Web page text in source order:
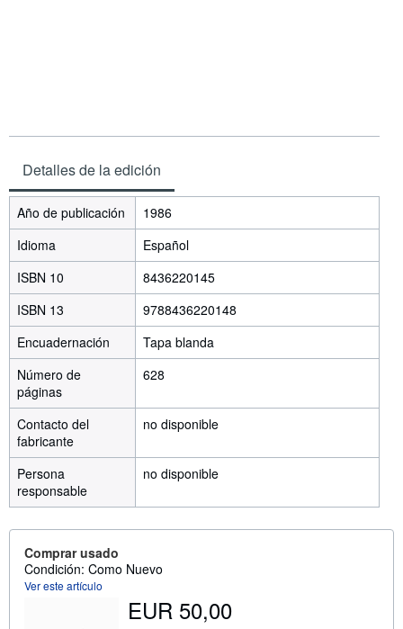
Detalles de la edición
Año de publicación
1986
Idioma
Español
ISBN 10
8436220145
ISBN 13
9788436220148
Encuadernación
Tapa blanda
Número de
páginas
628
Contacto del
fabricante
no disponible
Persona
responsable
no disponible
Comprar usado
Condición: Como Nuevo
Ver este artículo
EUR 50,00